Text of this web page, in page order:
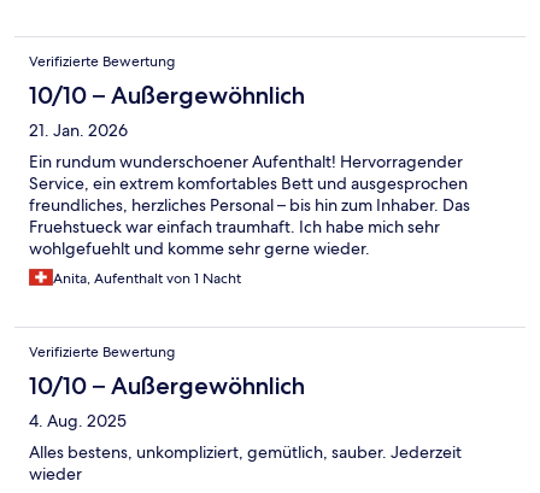
Verifizierte Bewertung
10/10 – Außergewöhnlich
21. Jan. 2026
Ein rundum wunderschoener Aufenthalt! Hervorragender
Service, ein extrem komfortables Bett und ausgesprochen
freundliches, herzliches Personal – bis hin zum Inhaber. Das
Fruehstueck war einfach traumhaft. Ich habe mich sehr
wohlgefuehlt und komme sehr gerne wieder.
Anita, Aufenthalt von 1 Nacht
Verifizierte Bewertung
10/10 – Außergewöhnlich
4. Aug. 2025
Alles bestens, unkompliziert, gemütlich, sauber. Jederzeit
wieder